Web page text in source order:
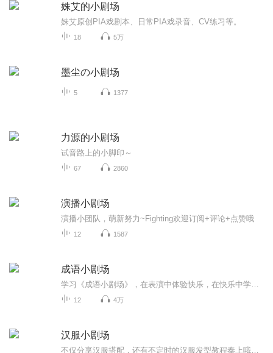
姝艾的小剧场
姝艾原创PIA戏剧本、日常PIA戏录音、CV练习等。
18 5万
墨尘の小剧场
5 1377
力源的小剧场
试音路上的小脚印～
67 2860
演播小剧场
演播小团队，萌新努力~Fighting欢迎订阅+评论+点赞哦
12 1587
成语小剧场
12 4万
汉服小剧场